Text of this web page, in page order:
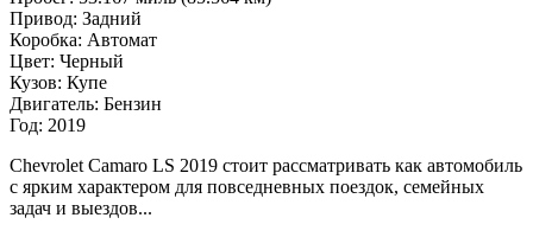
Привод: Задний
Коробка: Автомат
Цвет: Черный
Кузов: Купе
Двигатель: Бензин
Год: 2019
Chevrolet Camaro LS 2019 стоит рассматривать как автомобиль
с ярким характером для повседневных поездок, семейных
задач и выездов...